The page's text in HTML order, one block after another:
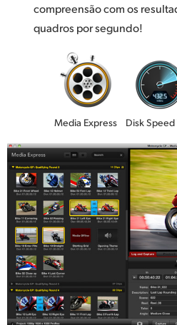
compreensão com os
quadros por segundo!
Media Express Disk Speed